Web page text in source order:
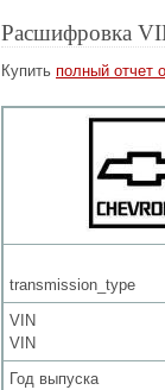
Расшифровка
Купить полный отчет
transmission_type
VIN
VIN
Год выпуска